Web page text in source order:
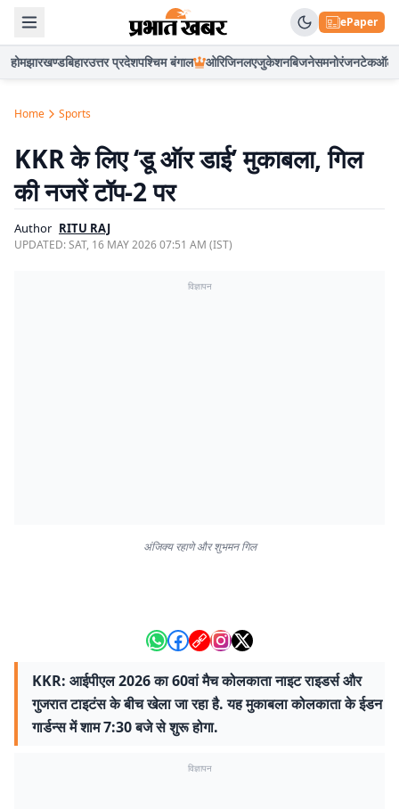
ePaper
होमझारखण्डबिहारउत्तर प्रदेशपश्चिम बंगाल ओरिजिनलएजुकेशनबिजनेसमनोरंजनटेकऑटो
Home Sports
KKR के लिए ‘डू ऑर डाई’ मुकाबला, गिल
की नजरें टॉप-2 पर
Author RITU RAJ
UPDATED:SAT, 16 MAY 2026 07:51 AM (IST)
विज्ञापन
अंजिक्य रहाणे और शुभमन गिल
KKR: आईपीएल 2026 का 60वां मैच कोलकाता नाइट राइडर्स और
गुजरात टाइटंस के बीच खेला जा रहा है. यह मुकाबला कोलकाता के ईडन
गार्डन्स में शाम 7:30 बजे से शुरू होगा.
विज्ञापन